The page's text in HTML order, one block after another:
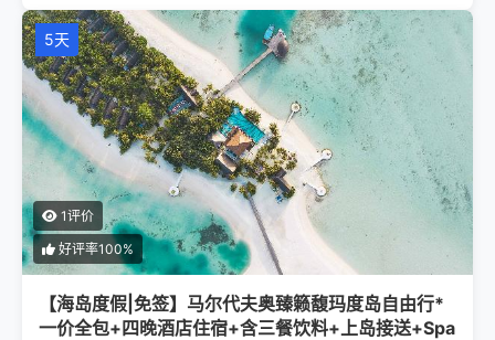
5天
1评价
好评率100%
【海岛度假|免签】马尔代夫奥臻籁馥玛度岛自由行*
一价全包+四晚酒店住宿+含三餐饮料+上岛接送+Spa